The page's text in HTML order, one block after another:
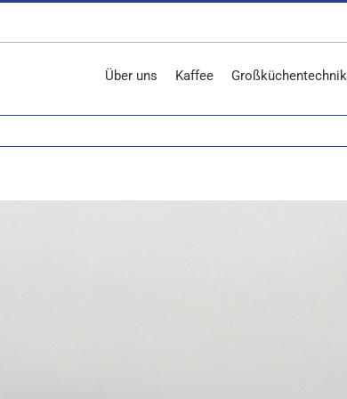
Über uns Kaffee Großküchentechnik